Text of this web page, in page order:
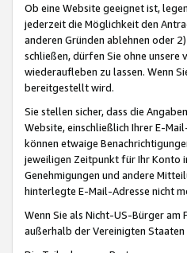
Ob eine Website geeignet ist,
jederzeit die Möglichkeit den
anderen Gründen ablehnen oder
schließen, dürfen Sie ohne unsere
wiederaufleben zu lassen. Wenn
bereitgestellt wird.
Sie stellen sicher, dass die
Website, einschließlich Ihrer E-
können etwaige
jeweiligen Zeitpunkt für Ihr Konto
Genehmigungen und andere
hinterlegte E-Mail-Adresse nicht
Wenn Sie als Nicht-US-Bürger am
außerhalb der Vereinigten